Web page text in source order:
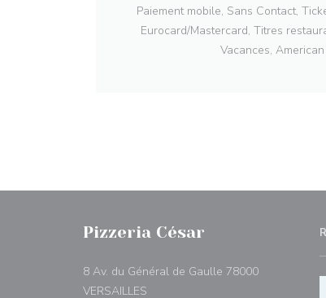
Paiement mobile, Sans Contact,
Eurocard/Mastercard, Titres
Vacances,
Pizzeria César
8 Av. du Général de Gaulle 78000
VERSAILLES